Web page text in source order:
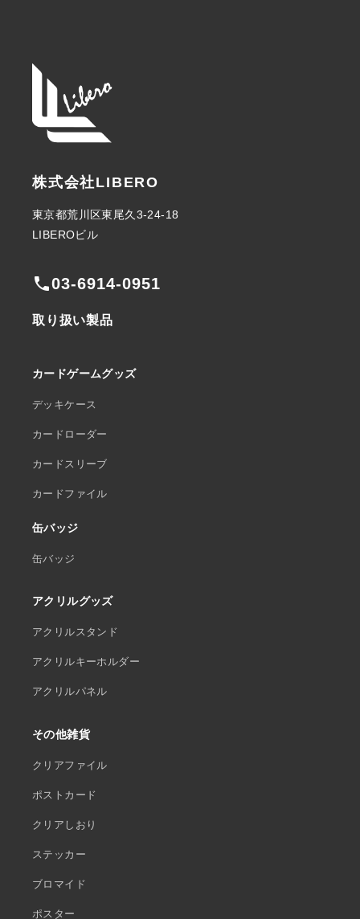
株式会社LIBERO
東京都荒川区東尾久3-24-18
LIBEROビル
phone03-6914-0951
取り扱い製品
カードゲームグッズ
デッキケース
カードローダー
カードスリーブ
カードファイル
缶バッジ
缶バッジ
アクリルグッズ
アクリルスタンド
アクリルキーホルダー
アクリルパネル
その他雑貨
クリアファイル
ポストカード
クリアしおり
ステッカー
ブロマイド
ポスター